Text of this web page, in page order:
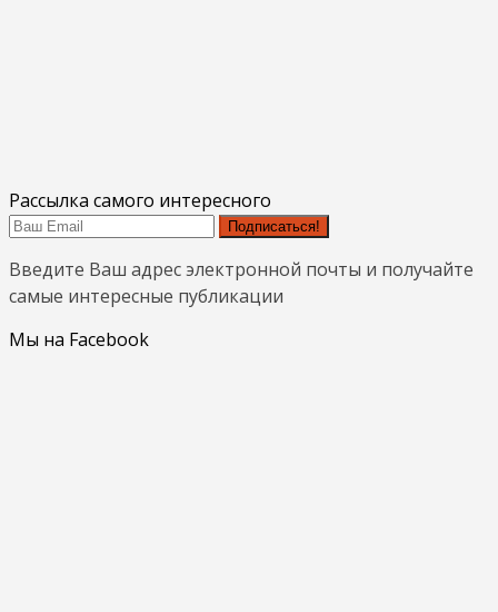
Рассылка самого интересного
Подписаться!
Введите Ваш адрес электронной почты и получайте
самые интересные публикации
Мы на Facebook